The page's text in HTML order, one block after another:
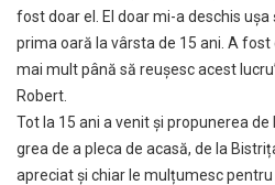
fost doar el. El doar mi-a deschis
prima oară la vârsta de 15 ani. A
mai mult până să reușesc acest
Robert.
Tot la 15 ani a venit și propunerea
grea de a pleca de acasă, de la
apreciat și chiar le mulțumesc